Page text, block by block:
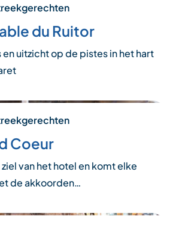
du Ruitor
uitzicht op de pistes in het hart
Coeur
van het hotel en komt elke
de akkoorden…